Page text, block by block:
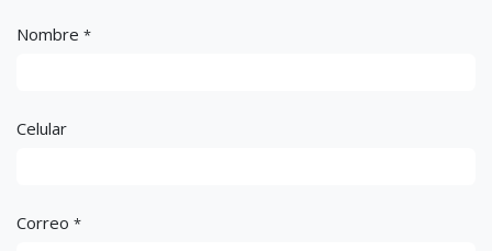
Nombre *
Celular
Correo *